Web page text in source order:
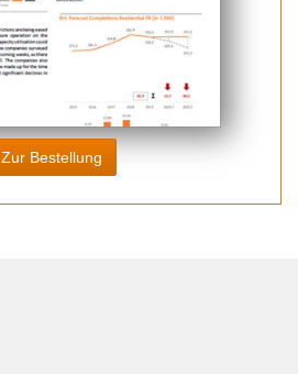
Zur Bestellung